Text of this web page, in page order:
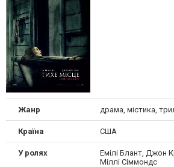
Жанр драма, містика,
Країна США
У ролях
Емілі Блант, Джон
Міллі Сіммондс